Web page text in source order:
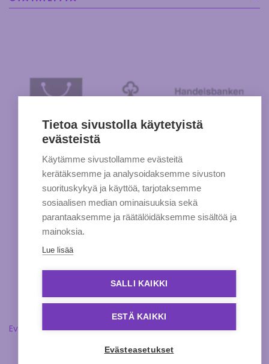
Evästeasetukset
Tietoa sivustolla käytetyistä
evästeistä
Käytämme sivustollamme evästeitä
kerätäksemme ja analysoidaksemme sivuston
suorituskykyä ja käyttöä, tarjotaksemme
sosiaalisen median ominaisuuksia sekä
parantaaksemme ja räätälöidäksemme sisältöä ja
mainoksia.
Lue lisää
SALLI KAIKKI
ESTÄ KAIKKI
Evästeasetukset